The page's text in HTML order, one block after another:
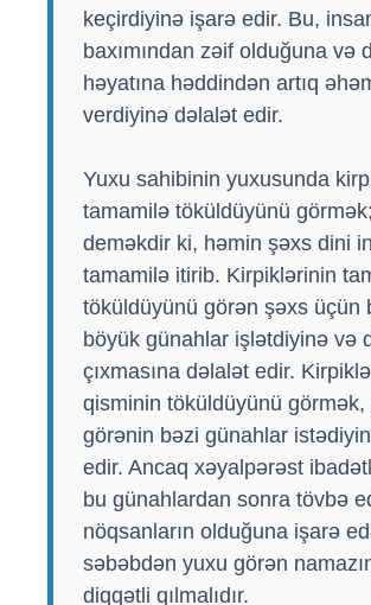
keçirdiyinə işarə edir. Bu,
baxımından zəif olduğuna və
həyatına həddindən artıq
verdiyinə dəlalət edir.
Yuxu sahibinin yuxusunda
tamamilə töküldüyünü
deməkdir ki, həmin şəxs dini
tamamilə itirib. Kirpiklərinin
töküldüyünü görən şəxs üçün
böyük günahlar işlətdiyinə və
çıxmasına dəlalət edir.
qisminin töküldüyünü görmək,
görənin bəzi günahlar
edir. Ancaq xəyalpərəst
bu günahlardan sonra tövbə
nöqsanların olduğuna işarə
səbəbdən yuxu görən
diqqətli qılmalıdır.